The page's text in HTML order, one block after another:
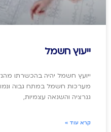
ייעוץ חשמל
ייועץ חשמל יהיה בהכשרתו
מערכות חשמל במתח גבוה
גנרציה והשנאה עצמיות,
קרא עוד »